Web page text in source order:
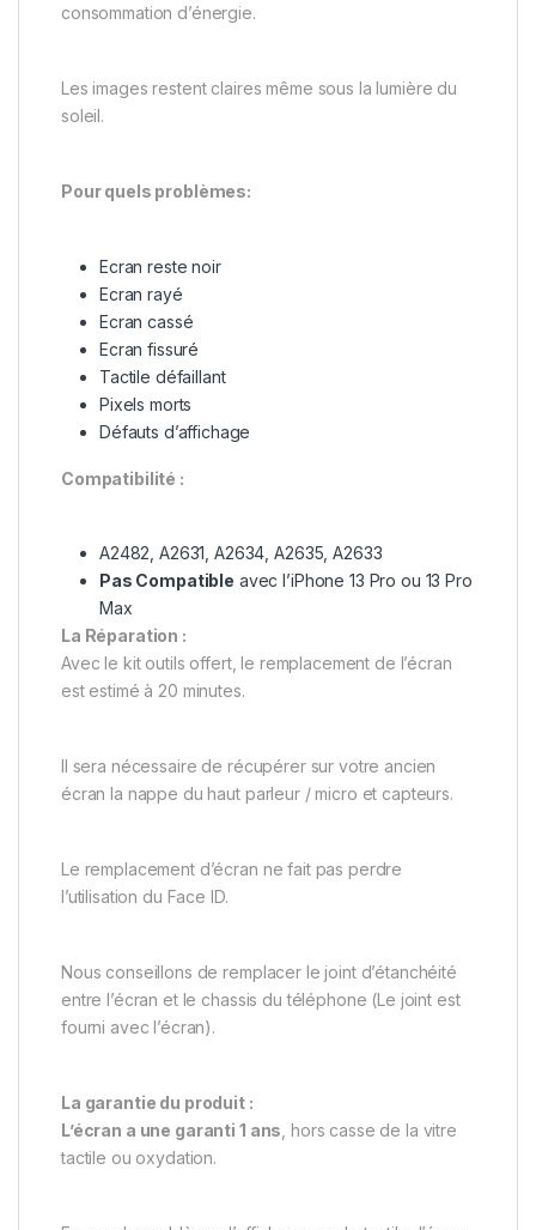
consommation d’énergie.
Les images restent claires même sous la lumière du
soleil.
Pour quels problèmes:
Ecran reste noir
Ecran rayé
Ecran cassé
Ecran fissuré
Tactile défaillant
Pixels morts
Défauts d’affichage
Compatibilité :
A2482, A2631, A2634, A2635, A2633
Pas Compatible avec l’iPhone 13 Pro ou 13 Pro
Max
La Réparation :
Avec le kit outils offert, le remplacement de l’écran
est estimé à 20 minutes.
Il sera nécessaire de récupérer sur votre ancien
écran la nappe du haut parleur / micro et capteurs.
Le remplacement d’écran ne fait pas perdre
l’utilisation du Face ID.
Nous conseillons de remplacer le joint d’étanchéité
entre l’écran et le chassis du téléphone (Le joint est
fourni avec l’écran).
La garantie du produit :
L’écran a une garanti 1 ans, hors casse de la vitre
tactile ou oxydation.